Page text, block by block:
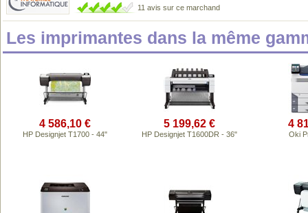
11 avis sur ce marchand
Les imprimantes dans la même
4 586,10 €
HP Designjet T1700 - 44"
5 199,62 €
HP Designjet T1600DR - 36"
4
Oki